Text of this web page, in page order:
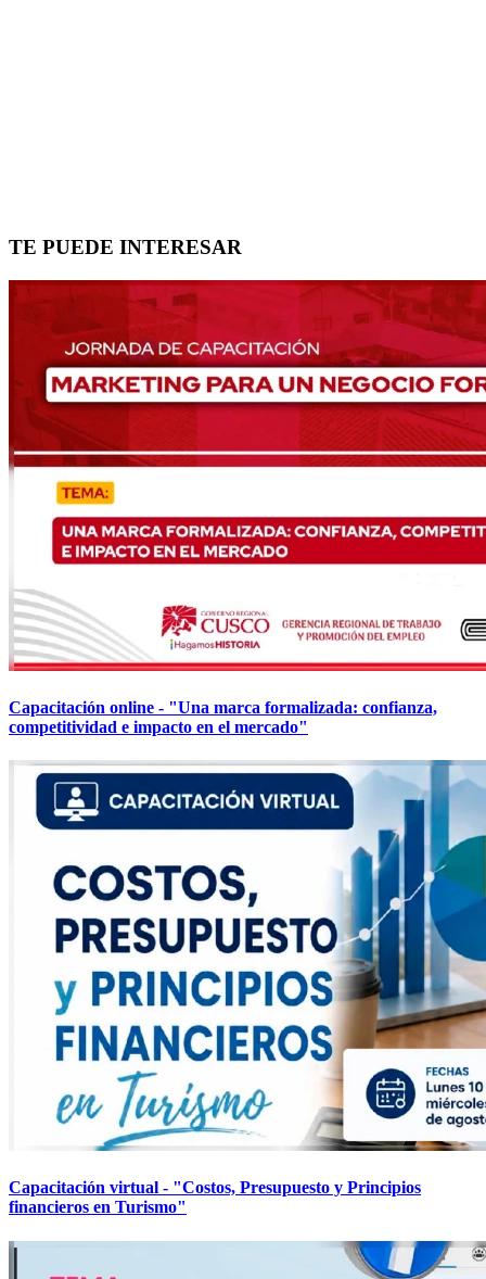
TE PUEDE INTERESAR
Capacitación online - "Una marca formalizada: confianza,
competitividad e impacto en el mercado"
Capacitación virtual - "Costos, Presupuesto y Principios
financieros en Turismo"